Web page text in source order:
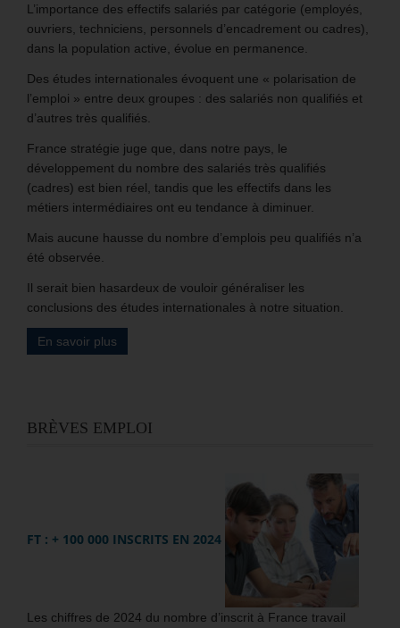
L’importance des effectifs salariés par catégorie (employés,
ouvriers, techniciens, personnels d’encadrement ou cadres),
dans la population active, évolue en permanence.
Des études internationales évoquent une « polarisation de
l’emploi » entre deux groupes : des salariés non qualifiés et
d’autres très qualifiés.
France stratégie juge que, dans notre pays, le
développement du nombre des salariés très qualifiés
(cadres) est bien réel, tandis que les effectifs dans les
métiers intermédiaires ont eu tendance à diminuer.
Mais aucune hausse du nombre d’emplois peu qualifiés n’a
été observée.
Il serait bien hasardeux de vouloir généraliser les
conclusions des études internationales à notre situation.
En savoir plus
BRÈVES EMPLOI
FT : + 100 000 INSCRITS EN 2024
Les chiffres de 2024 du nombre d’inscrit à France travail